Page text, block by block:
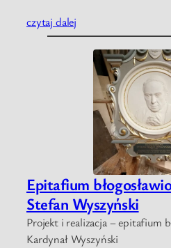
czytaj dalej
Epitafium
Stefan Wyszyński
Projekt i realizacja – epitafium
Kardynał Wyszyński